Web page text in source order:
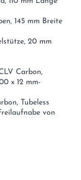
145 mm Breite
20 mm
Carbon,
x 12 mm-
Tubeless
von